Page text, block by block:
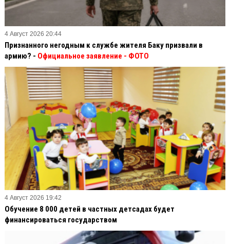
4 Август 2026 20:44
Признанного негодным к службе жителя Баку призвали в
армию? - Официальное заявление - ФОТО
4 Август 2026 19:42
Обучение 8 000 детей в частных детсадах будет
финансироваться государством